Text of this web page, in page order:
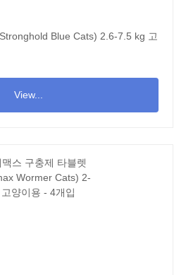
Blue Cats) 2.6-7.5 kg 고
View...